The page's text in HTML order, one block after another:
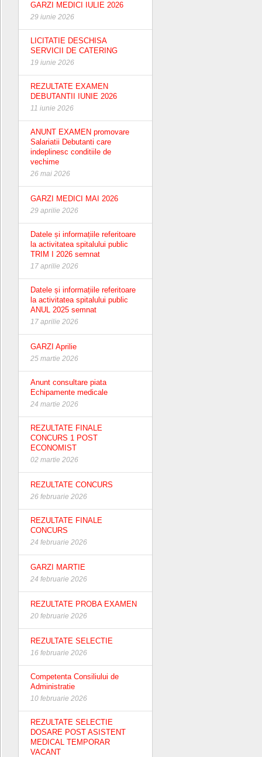
GARZI MEDICI IULIE 2026
29 iunie 2026
LICITATIE DESCHISA
SERVICII DE CATERING
19 iunie 2026
REZULTATE EXAMEN
DEBUTANTII IUNIE 2026
11 iunie 2026
ANUNT EXAMEN promovare
Salariatii Debutanti care
indeplinesc conditiile de
vechime
26 mai 2026
GARZI MEDICI MAI 2026
29 aprilie 2026
Datele și informațiile referitoare
la activitatea spitalului public
TRIM I 2026 semnat
17 aprilie 2026
Datele și informațiile referitoare
la activitatea spitalului public
ANUL 2025 semnat
17 aprilie 2026
GARZI Aprilie
25 martie 2026
Anunt consultare piata
Echipamente medicale
24 martie 2026
REZULTATE FINALE
CONCURS 1 POST
ECONOMIST
02 martie 2026
REZULTATE CONCURS
26 februarie 2026
REZULTATE FINALE
CONCURS
24 februarie 2026
GARZI MARTIE
24 februarie 2026
REZULTATE PROBA EXAMEN
20 februarie 2026
REZULTATE SELECTIE
16 februarie 2026
Competenta Consiliului de
Administratie
10 februarie 2026
REZULTATE SELECTIE
DOSARE POST ASISTENT
MEDICAL TEMPORAR
VACANT